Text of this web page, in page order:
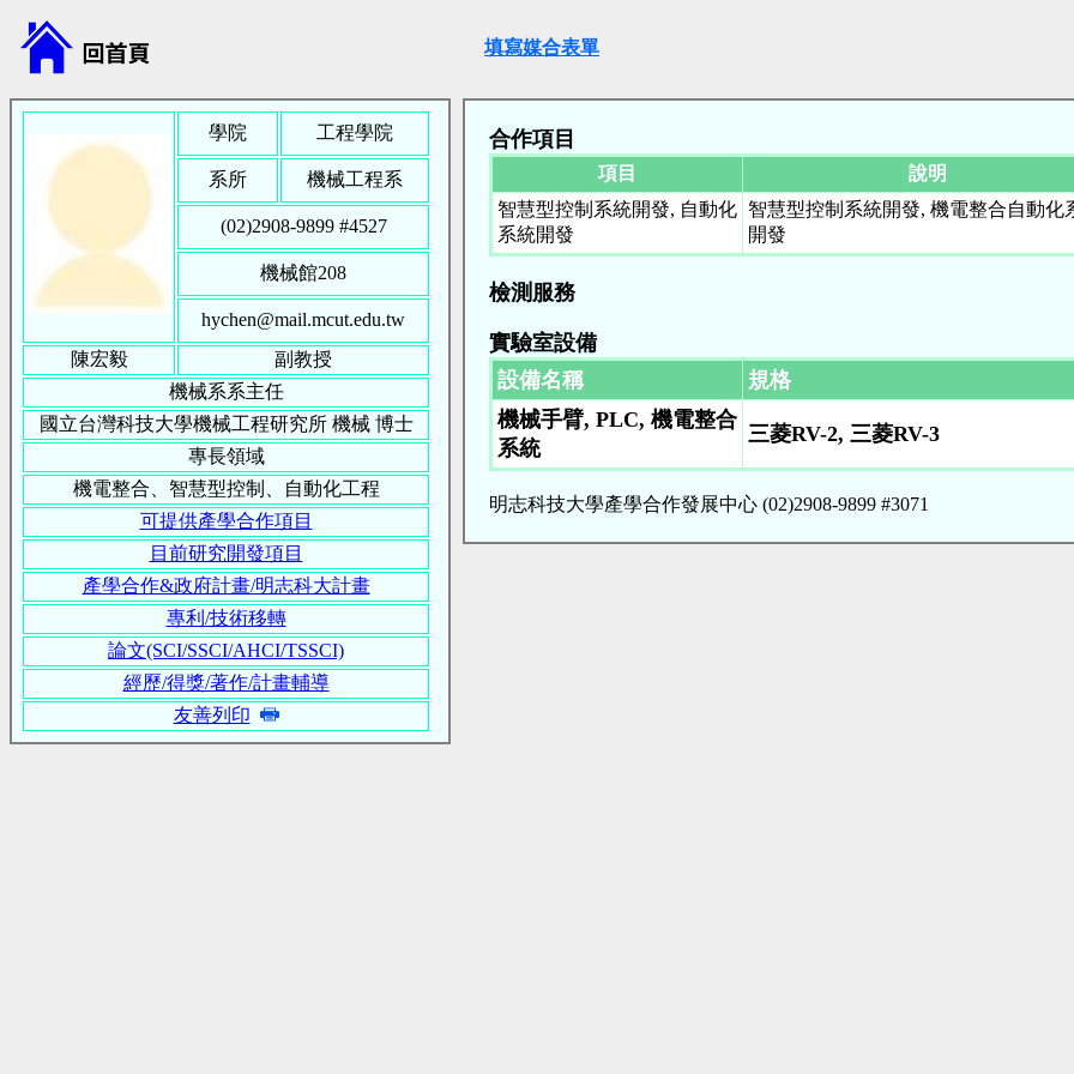
填寫媒合表單
學院 工程學院
系所 機械工程系
(02)2908-9899 #4527
機械館208
hychen@mail.mcut.edu.tw
陳宏毅
副教授
機械系系主任
國立台灣科技大學機械工程研究所 機械 博士
專長領域
機電整合、智慧型控制、自動化工程
可提供產學合作項目
目前研究開發項目
產學合作&政府計畫/明志科大計畫
專利/技術移轉
論文(SCI/SSCI/AHCI/TSSCI)
經歷/得獎/著作/計畫輔導
友善列印
合作項目
項目
說明
智慧型控制系統開發, 自動化
系統開發
智慧型控制系統開發, 機電整合自動化
開發
檢測服務
實驗室設備
設備名稱
規格
機械手臂, PLC, 機電整合
系統
三菱RV-2, 三菱RV-3
明志科技大學產學合作發展中心 (02)2908-9899 #3071